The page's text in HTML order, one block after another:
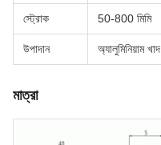
স্ট্রোক 50-800 মিমি
উপাদান অ্যালুমিনিয়াম খাদ
মাত্রা